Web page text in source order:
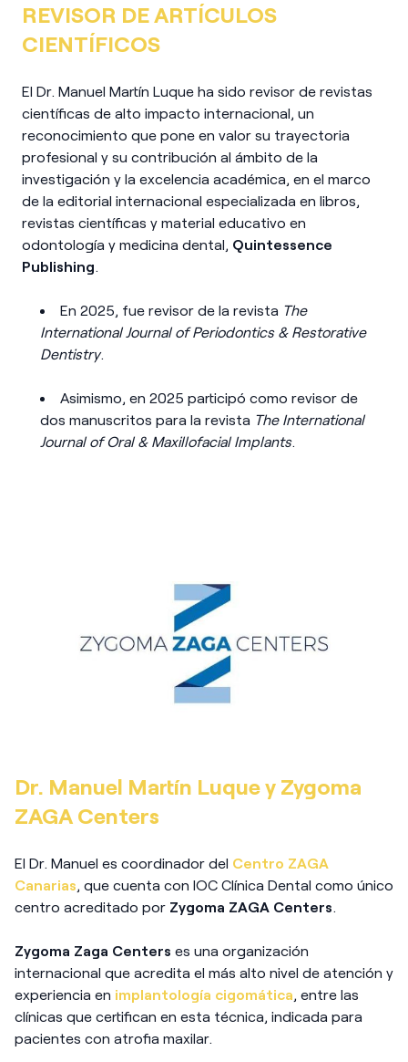
REVISOR DE ARTÍCULOS
CIENTÍFICOS
El Dr. Manuel Martín Luque ha sido revisor de revistas
científicas de alto impacto internacional, un
reconocimiento que pone en valor su trayectoria
profesional y su contribución al ámbito de la
investigación y la excelencia académica, en el marco
de la editorial internacional especializada en libros,
revistas científicas y material educativo en
odontología y medicina dental, Quintessence
Publishing.
En 2025, fue revisor de la revista The
International Journal of Periodontics & Restorative
Dentistry.
Asimismo, en 2025 participó como revisor de
dos manuscritos para la revista The International
Journal of Oral & Maxillofacial Implants.
Dr. Manuel Martín Luque y Zygoma
ZAGA Centers
El Dr. Manuel es coordinador del Centro ZAGA
Canarias, que cuenta con IOC Clínica Dental como único
centro acreditado por Zygoma ZAGA Centers.
Zygoma Zaga Centers es una organización
internacional que acredita el más alto nivel de atención y
experiencia en implantología cigomática, entre las
clínicas que certifican en esta técnica, indicada para
pacientes con atrofia maxilar.